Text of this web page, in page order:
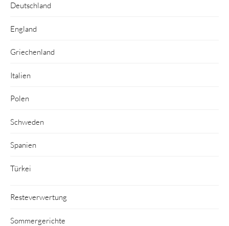
Deutschland
England
Griechenland
Italien
Polen
Schweden
Spanien
Türkei
Resteverwertung
Sommergerichte